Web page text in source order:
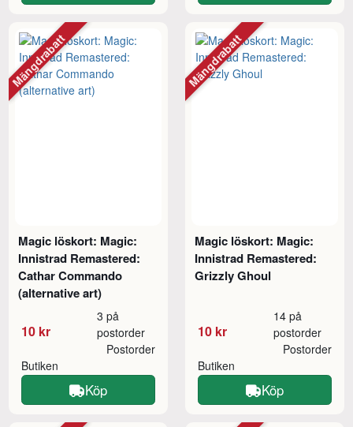
Magic löskort: Magic:
Innistrad Remastered:
Cathar Commando
(alternative art)
10 kr
3 på
postorder
Butiken
Postorder
Köp
Mängdrabatt
Magic löskort: Magic:
Innistrad Remastered:
Grizzly Ghoul
10 kr
14 på
postorder
Butiken
Postorder
Köp
Mängdrabatt